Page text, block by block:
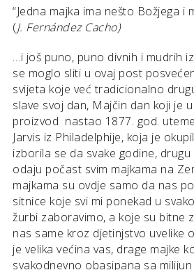
“Jedna majka ima nešto Božjega i
(J. Fernández Cacho)
…i još puno, puno divnih i mudrih
se moglo sliti u ovaj post
svijeta koje već tradicionalno
slave svoj dan, Majčin dan koji je
proizvod nastao 1877. god.
Jarvis iz Philadelphije, koja je
izborila se da svake godine,
odaju počast svim majkama na
majkama su ovdje samo da nas
sitnice koje svi mi ponekad u
žurbi zaboravimo, a koje su bitne
nas same kroz djetinjstvo uvelike
je velika većina vas, drage majke
svakodnevno obasipana sa